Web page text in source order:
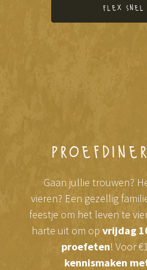
flex snel
Gaan jullie trouwen?
vieren? Een gezellig
feestje om het leven te
harte uit om op vrijdag
proefeten! Voor
kennismaken